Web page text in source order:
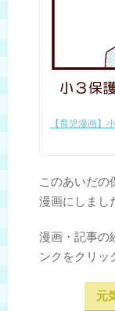
【育児漫画】
このあいだの
漫画にしまし
漫画・記事の
ンクをクリッ
元